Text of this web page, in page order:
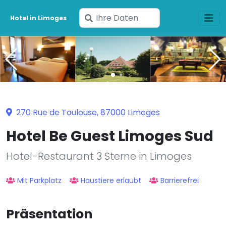
Hotel in Limoges
Geben
Sie
Ihre
Daten
ein
270 Rue de Toulouse, 87000 Limoges
Hotel Be Guest Limoges Sud
Hotel-Restaurant 3 Sterne in Limoges
Mit Parkplatz Haustiere erlaubt Barrierefrei
Präsentation